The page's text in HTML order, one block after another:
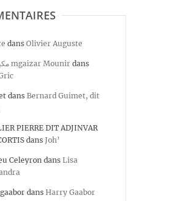
dans Olivier Auguste
مكيزر منير mgaizar Mounir dans
dans Bernard Guimet, dit
PIERRE DIT ADJINVAR
dans Joh’
Celeyrondans Lisa
dans Harry Gaabor